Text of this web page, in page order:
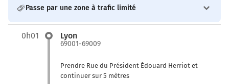
Passe par une zone à trafic limité
0h01 Lyon
69001-69009
Prendre Rue du Président Édouard Herriot et
continuer sur 5 mètres